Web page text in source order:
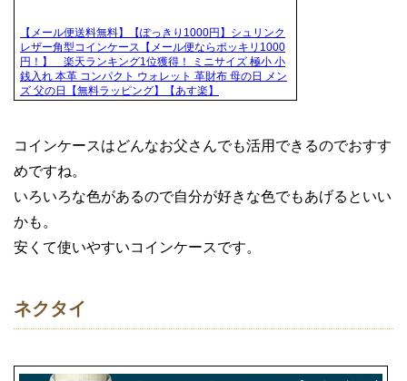
【メール便送料無料】【ぽっきり1000円】シュリンク
レザー角型コインケース【メール便ならポッキリ1000
円！】 楽天ランキング1位獲得！ ミニサイズ 極小 小
銭入れ 本革 コンパクト ウォレット 革財布 母の日 メン
ズ 父の日【無料ラッピング】【あす楽】
コインケースはどんなお父さんでも活用できるのでおすす
めですね。
いろいろな色があるので自分が好きな色でもあげるといい
かも。
安くて使いやすいコインケースです。
ネクタイ